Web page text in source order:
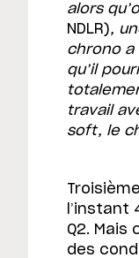
alors
NDLR),
chrono a
qu’il
travail
soft, le
l’instant
Q2. Mais
des